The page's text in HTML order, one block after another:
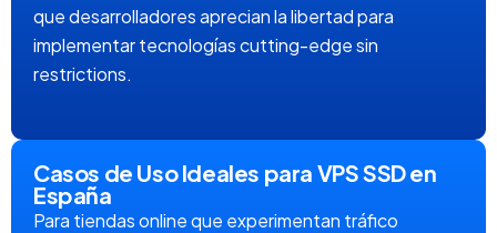
que desarrolladores aprecian la libertad para
implementar tecnologías cutting-edge sin
restrictions.
Casos de Uso Ideales para VPS SSD en
España
Para tiendas online que experimentan tráfico